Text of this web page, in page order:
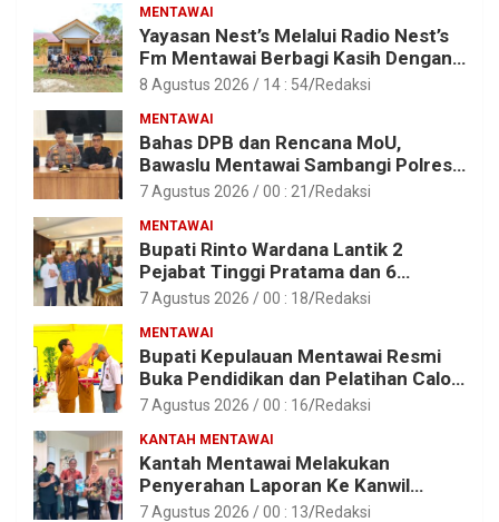
MENTAWAI
Yayasan Nest’s Melalui Radio Nest’s
Fm Mentawai Berbagi Kasih Dengan
Anak – Anak Asrama SMAN 2 Sipora
8 Agustus 2026 / 14 : 54 Redaksi
MENTAWAI
Bahas DPB dan Rencana MoU,
Bawaslu Mentawai Sambangi Polres
Mentawai
7 Agustus 2026 / 00 : 21 Redaksi
MENTAWAI
Bupati Rinto Wardana Lantik 2
Pejabat Tinggi Pratama dan 6
Pejabat Fungsional di Lingkungan
7 Agustus 2026 / 00 : 18 Redaksi
MENTAWAI
Bupati Kepulauan Mentawai Resmi
Buka Pendidikan dan Pelatihan Calon
Paskibraka Tahun 2026
7 Agustus 2026 / 00 : 16 Redaksi
KANTAH MENTAWAI
Kantah Mentawai Melakukan
Penyerahan Laporan Ke Kanwil
Kemen ATR/BPN RI Sumbar
7 Agustus 2026 / 00 : 13 Redaksi